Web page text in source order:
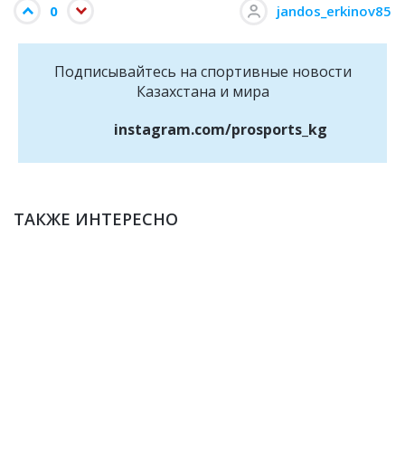
0 jandos_erkinov85
Подписывайтесь на cпортивные новости
Казахстана и мира
instagram.com/prosports_kg
ТАКЖЕ ИНТЕРЕСНО